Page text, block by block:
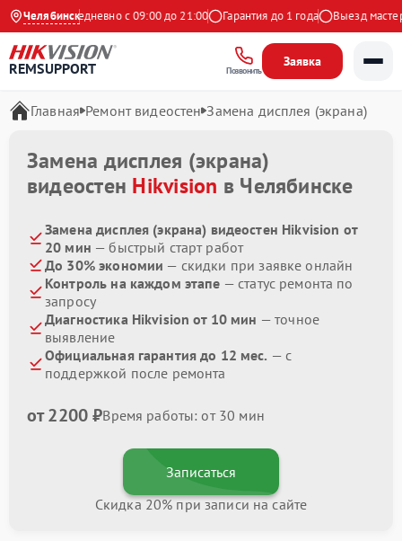
ЧелябинскЕжедневно с 09:00 до 21:00 Гарантия до 1 года Выезд мастера
REMSUPPORT Позвонить
Заявка
Главная Ремонт видеостен Замена дисплея (экрана)
Замена дисплея (экрана)
видеостен Hikvision в Челябинске
Замена дисплея (экрана) видеостен Hikvision от
20 мин — быстрый старт работ
До 30% экономии — скидки при заявке онлайн
Контроль на каждом этапе — статус ремонта по
запросу
Диагностика Hikvision от 10 мин — точное
выявление
Официальная гарантия до 12 мес. — с
поддержкой после ремонта
от 2200 ₽Время работы: от 30 мин
Записаться
Скидка 20% при записи на сайте